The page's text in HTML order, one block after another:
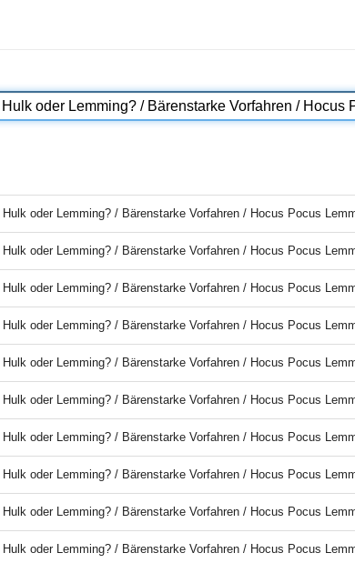
Hulk oder Lemming? / Bärenstarke Vorfahren / Hocus Pocus Lemmingus;
Hulk oder Lemming? / Bärenstarke Vorfahren / Hocus Pocus Lemmingus;
Hulk oder Lemming? / Bärenstarke Vorfahren / Hocus Pocus Lemmingus;
Hulk oder Lemming? / Bärenstarke Vorfahren / Hocus Pocus Lemmingus;
Hulk oder Lemming? / Bärenstarke Vorfahren / Hocus Pocus Lemmingus;
Hulk oder Lemming? / Bärenstarke Vorfahren / Hocus Pocus Lemmingus;
Hulk oder Lemming? / Bärenstarke Vorfahren / Hocus Pocus Lemmingus;
Hulk oder Lemming? / Bärenstarke Vorfahren / Hocus Pocus Lemmingus;
Hulk oder Lemming? / Bärenstarke Vorfahren / Hocus Pocus Lemmingus;
Hulk oder Lemming? / Bärenstarke Vorfahren / Hocus Pocus Lemmingus;